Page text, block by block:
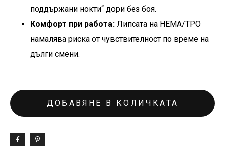
поддържани нокти“ дори без боя.
Комфорт при работа: Липсата на HEMA/TPO
намалява риска от чувствителност по време на
дълги смени.
ДОБАВЯНЕ В КОЛИЧКАТА